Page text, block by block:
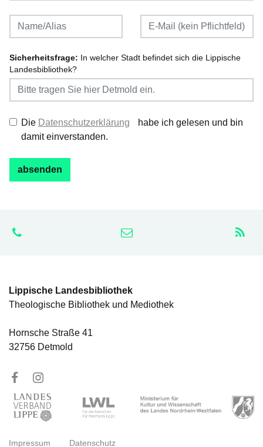
Sicherheitsfrage: In welcher Stadt befindet sich die Lippische
Landesbibliothek?
Die Datenschutzerklärung
habe ich gelesen und bin
damit einverstanden.
Lippische Landesbibliothek
Theologische Bibliothek und Mediothek
Hornsche Straße 41
32756 Detmold
Impressum Datenschutz